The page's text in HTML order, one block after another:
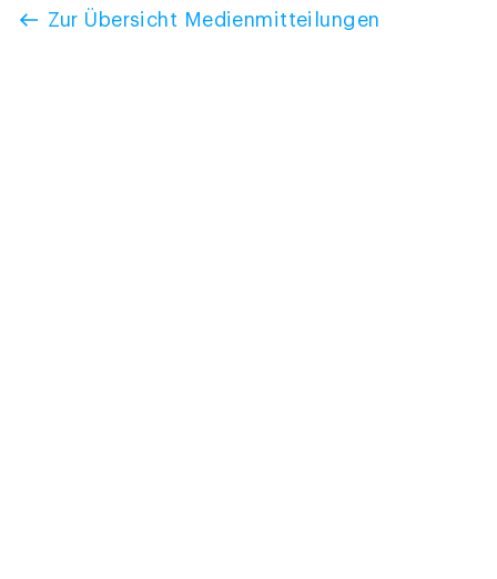
Zur Übersicht Medienmitteilungen